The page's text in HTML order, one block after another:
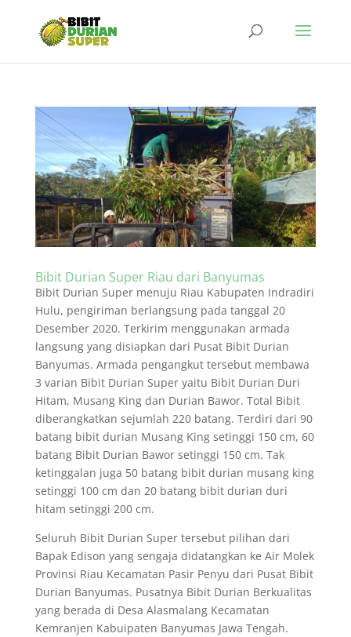
Bibit Durian Super Riau dari Banyumas
Bibit Durian Super menuju Riau Kabupaten Indradiri
Hulu, pengiriman berlangsung pada tanggal 20
Desember 2020. Terkirim menggunakan armada
langsung yang disiapkan dari Pusat Bibit Durian
Banyumas. Armada pengangkut tersebut membawa
3 varian Bibit Durian Super yaitu Bibit Durian Duri
Hitam, Musang King dan Durian Bawor. Total Bibit
diberangkatkan sejumlah 220 batang. Terdiri dari 90
batang bibit durian Musang King setinggi 150 cm, 60
batang Bibit Durian Bawor setinggi 150 cm. Tak
ketinggalan juga 50 batang bibit durian musang king
setinggi 100 cm dan 20 batang bibit durian duri
hitam setinggi 200 cm.
Seluruh Bibit Durian Super tersebut pilihan dari
Bapak Edison yang sengaja didatangkan ke Air Molek
Provinsi Riau Kecamatan Pasir Penyu dari Pusat Bibit
Durian Banyumas. Pusatnya Bibit Durian Berkualitas
yang berada di Desa Alasmalang Kecamatan
Kemranjen Kabuipaten Banyumas Jawa Tengah.